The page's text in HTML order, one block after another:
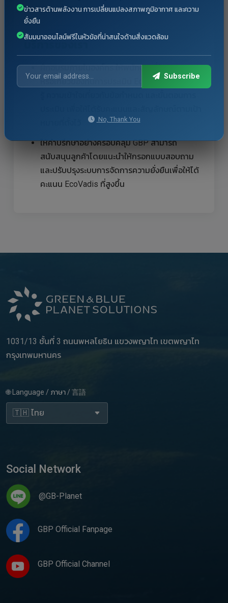
ความยั่งยืน
ฝึกอบรมภายในองค์กร ให้พนักงานที่รับผิดชอบ
หรือเกี่ยวข้องกับการประเมิน EcoVadis ได้มีความ
ให้คำปรึกษาอย่างครอบคลุม GBP สามารถ
สนับสนุนลูกค้าโดยแนะนำให้กรอกแบบสอบถาม
และปรับปรุงระบบการจัดการความยั่งยืนเพื่อให้ได้
คะแนน EcoVadis ที่สูงขึ้น
1031/13 ชั้นที่ 3 ถนนพหลโยธิน แขวงพญาไท เขตพญาไท
กรุงเทพมหานคร
🌐 Language / ภาษา / 言語
Social Network
@GB-Planet
GBP Official Fanpage
GBP Official Channel
ข่าวสารด้านพลังงาน การเปลี่ยนแปลงสภาพภูมิอากาศ และความ
ยั่งยืน
สัมมนาออนไลน์ฟรีในหัวข้อที่น่าสนใจด้านสิ่งแวดล้อม
Subscribe
No, Thank You